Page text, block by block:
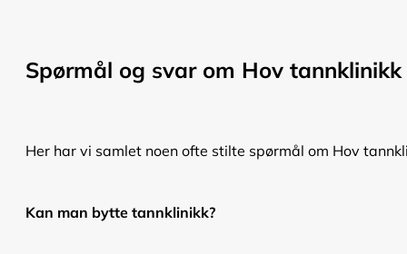
Spørmål og svar om Hov tannklinikk
Her har vi samlet noen ofte stilte spørmål om Hov
Kan man bytte tannklinikk?